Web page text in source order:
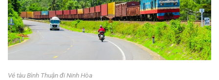
Vé tàu Bình Thuận đi Ninh Hòa